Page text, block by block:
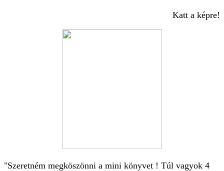
Katt a képre!
"Szeretném megköszönni a mini könyvet ! Túl vagyok 4